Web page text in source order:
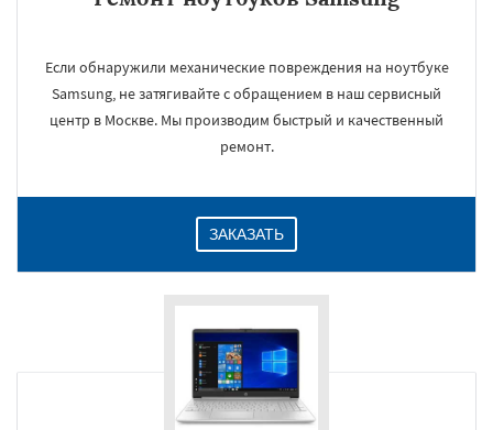
Если обнаружили механические повреждения на ноутбуке
Samsung, не затягивайте с обращением в наш сервисный
центр в Москве. Мы производим быстрый и качественный
ремонт.
ЗАКАЗАТЬ